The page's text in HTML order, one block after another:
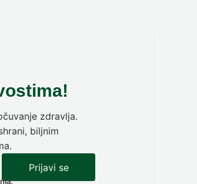
zdravlja.
biljnim
Prijavi se